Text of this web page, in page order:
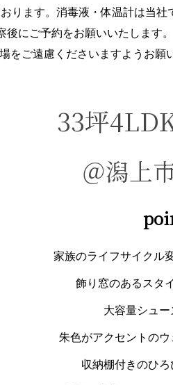
ります。消毒液・体温計は当
にご予約をお願いいたします。
ご遠慮くださいますようお願
33坪4
＠潟上
家族のライフサイクル
飾り窓のあるスタ
大容量シュー
朱色がアクセントの
収納棚付きのひ